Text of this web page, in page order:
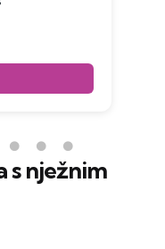
s nježnim